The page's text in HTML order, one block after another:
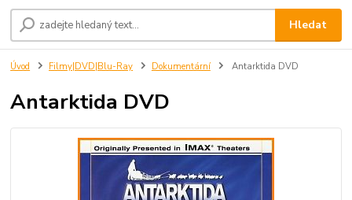
Hledat
Úvod Filmy|DVD|Blu-Ray Dokumentární Antarktida DVD
Antarktida DVD